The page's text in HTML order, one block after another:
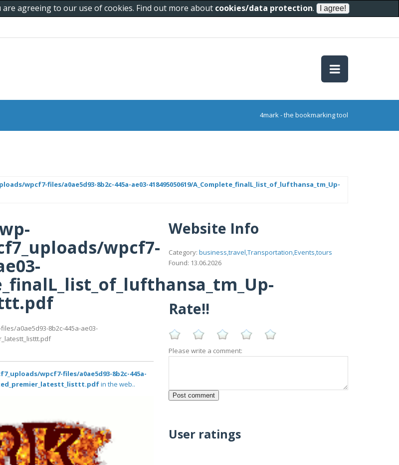
agreeing to our use of cookies. Find out more about cookies/data protection.
4mark - the bookmarking tool
wpcf7-files/a0ae5d93-8b2c-445a-ae03-418495050619/A_Complete_finalL_list_of_lufthansa_tm_Up-
wpcf7-
a0ae5d93-8b2c-445a-ae03-
wpcf7-files/a0ae5d93-8b2c-445a-
in the web..
Website Info
Category: business,travel,Transportation,Events,tours
Found: 13.06.2026
Rate!!
Please write a comment:
User ratings